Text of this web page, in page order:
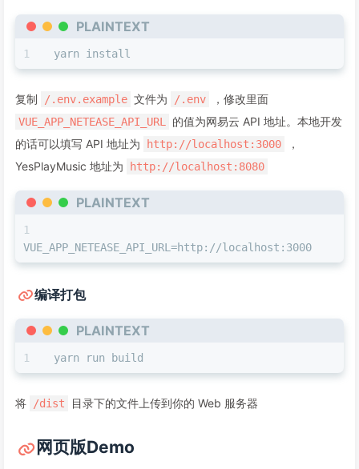
PLAINTEXT
yarn install
复制 /.env.example 文件为 /.env ，修改里面
VUE_APP_NETEASE_API_URL
的值为网易云 API 地址。本地开发
的话可以填写 API 地址为
http://localhost:3000
，
YesPlayMusic 地址为
http://localhost:8080
PLAINTEXT
VUE_APP_NETEASE_API_URL=http://localhost:3000
编译打包
PLAINTEXT
yarn run build
将 /dist 目录下的文件上传到你的 Web 服务器
网页版Demo